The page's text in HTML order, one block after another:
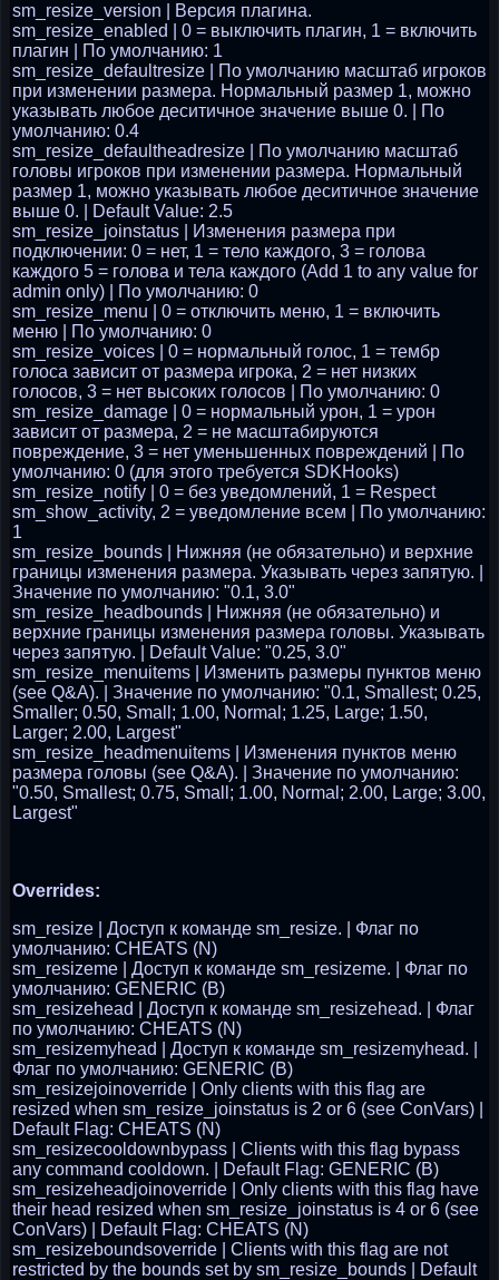
sm_resize_version | Версия плагина.
sm_resize_enabled | 0 = выключить плагин, 1 = включить
плагин | По умолчанию: 1
sm_resize_defaultresize | По умолчанию масштаб игроков
при изменении размера. Нормальный размер 1, можно
указывать любое деситичное значение выше 0. | По
умолчанию: 0.4
sm_resize_defaultheadresize | По умолчанию масштаб
головы игроков при изменении размера. Нормальный
размер 1, можно указывать любое деситичное значение
выше 0. | Default Value: 2.5
sm_resize_joinstatus | Изменения размера при
подключении: 0 = нет, 1 = тело каждого, 3 = голова
каждого 5 = голова и тела каждого (Add 1 to any value for
admin only) | По умолчанию: 0
sm_resize_menu | 0 = отключить меню, 1 = включить
меню | По умолчанию: 0
sm_resize_voices | 0 = нормальный голос, 1 = тембр
голоса зависит от размера игрока, 2 = нет низких
голосов, 3 = нет высоких голосов | По умолчанию: 0
sm_resize_damage | 0 = нормальный урон, 1 = урон
зависит от размера, 2 = не масштабируются
повреждение, 3 = нет уменьшенных повреждений | По
умолчанию: 0 (для этого требуется SDKHooks)
sm_resize_notify | 0 = без уведомлений, 1 = Respect
sm_show_activity, 2 = уведомление всем | По умолчанию:
1
sm_resize_bounds | Нижняя (не обязательно) и верхние
границы изменения размера. Указывать через запятую. |
Значение по умолчанию: "0.1, 3.0"
sm_resize_headbounds | Нижняя (не обязательно) и
верхние границы изменения размера головы. Указывать
через запятую. | Default Value: "0.25, 3.0"
sm_resize_menuitems | Изменить размеры пунктов меню
(see Q&A). | Значение по умолчанию: "0.1, Smallest; 0.25,
Smaller; 0.50, Small; 1.00, Normal; 1.25, Large; 1.50,
Larger; 2.00, Largest"
sm_resize_headmenuitems | Изменения пунктов меню
размера головы (see Q&A). | Значение по умолчанию:
"0.50, Smallest; 0.75, Small; 1.00, Normal; 2.00, Large; 3.00,
Largest"
Overrides:
sm_resize | Доступ к команде sm_resize. | Флаг по
умолчанию: CHEATS (N)
sm_resizeme | Доступ к команде sm_resizeme. | Флаг по
умолчанию: GENERIC (B)
sm_resizehead | Доступ к команде sm_resizehead. | Флаг
по умолчанию: CHEATS (N)
sm_resizemyhead | Доступ к команде sm_resizemyhead. |
Флаг по умолчанию: GENERIC (B)
sm_resizejoinoverride | Only clients with this flag are
resized when sm_resize_joinstatus is 2 or 6 (see ConVars) |
Default Flag: CHEATS (N)
sm_resizecooldownbypass | Clients with this flag bypass
any command cooldown. | Default Flag: GENERIC (B)
sm_resizeheadjoinoverride | Only clients with this flag have
their head resized when sm_resize_joinstatus is 4 or 6 (see
ConVars) | Default Flag: CHEATS (N)
sm_resizeboundsoverride | Clients with this flag are not
restricted by the bounds set by sm_resize_bounds | Default